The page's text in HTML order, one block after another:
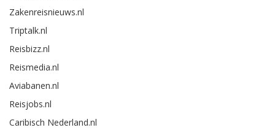
Zakenreisnieuws.nl
Triptalk.nl
Reisbizz.nl
Reismedia.nl
Aviabanen.nl
Reisjobs.nl
Caribisch Nederland.nl